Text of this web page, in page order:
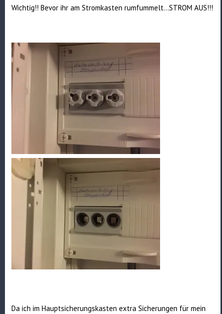
Wichtig!! Bevor ihr am Stromkasten rumfummelt…STROM AUS!!!
Da ich im Hauptsicherungskasten extra Sicherungen für mein